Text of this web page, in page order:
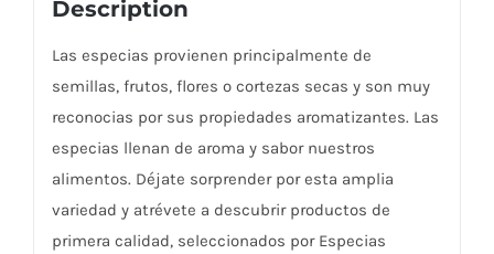
Description
Las especias provienen principalmente de
semillas, frutos, flores o cortezas secas y son muy
reconocias por sus propiedades aromatizantes. Las
especias llenan de aroma y sabor nuestros
alimentos. Déjate sorprender por esta amplia
variedad y atrévete a descubrir productos de
primera calidad, seleccionados por Especias